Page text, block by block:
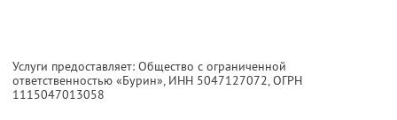
Услуги предоставляет: Общество с ограниченной
ответственностью «Бурин», ИНН 5047127072, ОГРН
1115047013058